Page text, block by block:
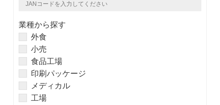
業種から探す
外食
小売
食品工場
印刷パッケージ
メディカル
工場